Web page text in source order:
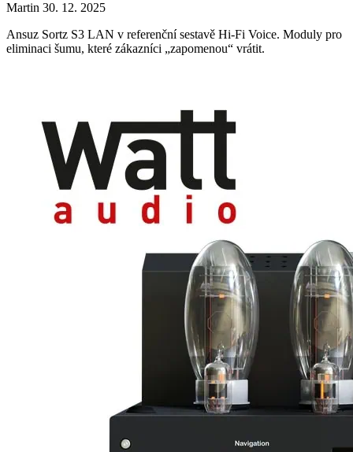
Martin 30. 12. 2025
Ansuz Sortz S3 LAN v referenční sestavě Hi-Fi Voice. Moduly pro
eliminaci šumu, které zákazníci „zapomenou“ vrátit.